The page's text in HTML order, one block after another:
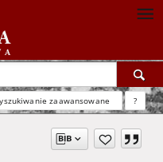
zaawansowane ?